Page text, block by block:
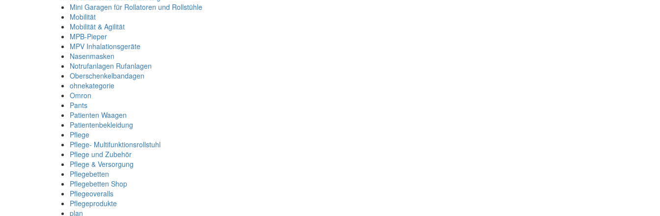
Mini Garagen für Rollatoren und Rollstühle
Mobilität
Mobilität & Agilität
MPB-Pieper
MPV Inhalationsgeräte
Nasenmasken
Notrufanlagen Rufanlagen
Oberschenkelbandagen
ohnekategorie
Omron
Pants
Patienten Waagen
Patientenbekleidung
Pflege
Pflege- Multifunktionsrollstuhl
Pflege und Zubehör
Pflege & Versorgung
Pflegebetten
Pflegebetten Shop
Pflegeoveralls
Pflegeprodukte
plan